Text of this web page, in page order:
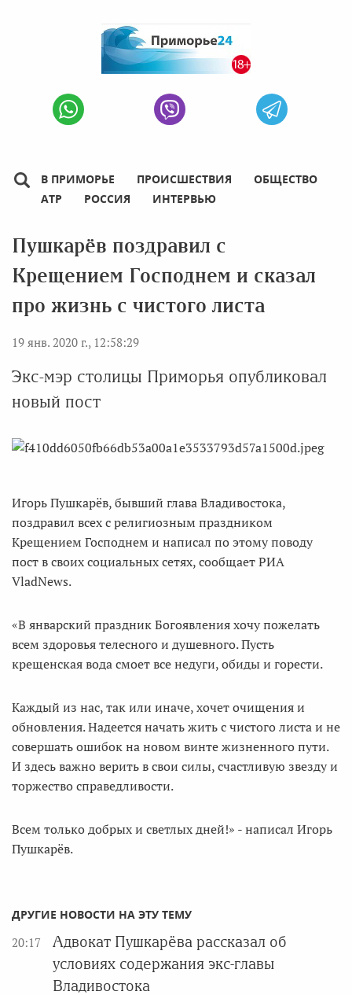
В ПРИМОРЬЕ ПРОИСШЕСТВИЯ
ОБЩЕСТВО
АТР
РОССИЯ ИНТЕРВЬЮ
Пушкарёв поздравил с
Крещением Господнем и сказал
про жизнь с чистого листа
19 янв. 2020 г., 12:58:29
Экс-мэр столицы Приморья опубликовал
новый пост
Игорь Пушкарёв, бывший глава Владивостока,
поздравил всех с религиозным праздником
Крещением Господнем и написал по этому поводу
пост в своих социальных сетях, сообщает РИА
VladNews.
«В январский праздник Богоявления хочу пожелать
всем здоровья телесного и душевного. Пусть
крещенская вода смоет все недуги, обиды и горести.
Каждый из нас, так или иначе, хочет очищения и
обновления. Надеется начать жить с чистого листа и не
совершать ошибок на новом винте жизненного пути.
И здесь важно верить в свои силы, счастливую звезду и
торжество справедливости.
Всем только добрых и светлых дней!» - написал Игорь
Пушкарёв.
ДРУГИЕ НОВОСТИ НА ЭТУ ТЕМУ
20:17
Адвокат Пушкарёва рассказал об
условиях содержания экс-главы
Владивостока